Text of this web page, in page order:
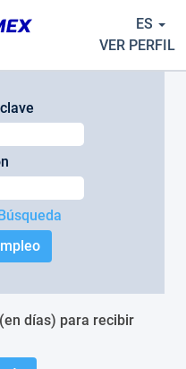
ES
VER PERFIL
días) para recibir